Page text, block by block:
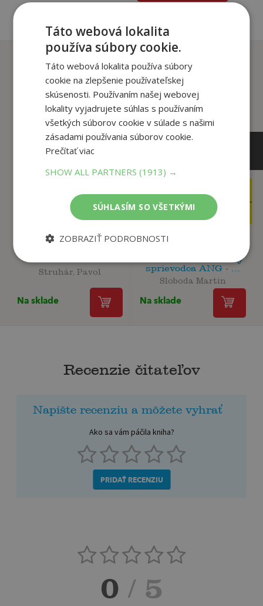
Zákazníci, ktorí si kúpili
tento titul si tiež kúpili
32 €
19,90
Struhár, Pavol
Na sklade
10
Slovensko obrázkový
sprievodca ANG - ...
Sloboda Martin
Na sklade
Recenzie čitateľov
Napíšte recenziu a môžete vyhrať
Ako sa vám páčila kniha?
PRIDAŤ RECENZIU
0 / 5
Táto webová lokalita
používa súbory cookie.
Táto webová lokalita používa súbory
cookie na zlepšenie používateľskej
skúsenosti. Používaním našej webovej
lokality vyjadrujete súhlas s používaním
všetkých súborov cookie v súlade s našimi
zásadami používania súborov cookie.
Prečítať viac
SHOW ALL PARTNERS(1913) →
SÚHLASÍM SO VŠETKÝMI
ZOBRAZIŤ PODROBNOSTI